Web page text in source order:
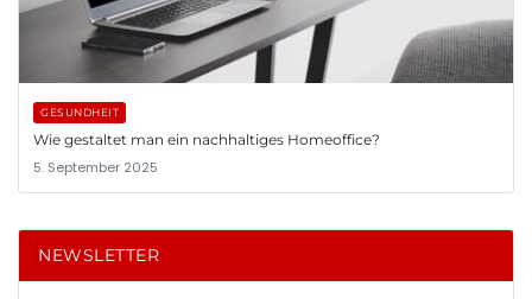
GESUNDHEIT
Wie gestaltet man ein nachhaltiges Homeoffice?
5. September 2025
NEWSLETTER